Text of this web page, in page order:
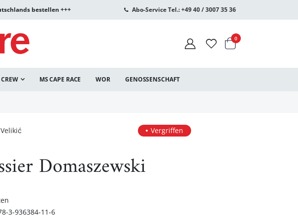
bestellen +++ Abo-Service Tel.: +49 40 / 3007 35 36
Warenkorb
0Artikel
CREW MS CAPE RACE WOR GENOSSENSCHAFT
Vergriffen
Domaszewski
3-936384-11-6